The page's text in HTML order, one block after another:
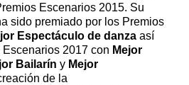
Escenarios 2015. Su
sido premiado por los Premios
Espectáculo de danza así
2017 con Mejor
Bailarín y Mejor
de la